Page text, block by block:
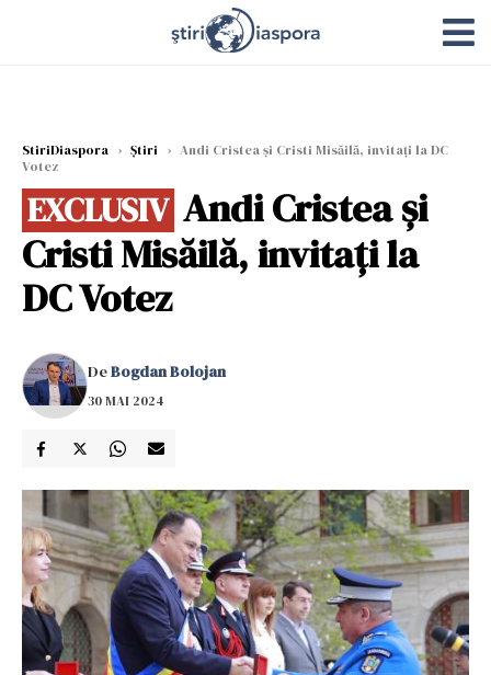
StiriDiaspora › Știri › Andi Cristea și Cristi Misăilă, invitați la DC
Votez
EXCLUSIV Andi Cristea și
Cristi Misăilă, invitați la
DC Votez
DeBogdan Bolojan
30 MAI 2024